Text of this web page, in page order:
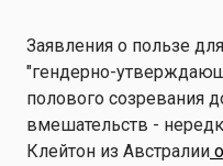
Заявления о пользе
"гендерно-
полового созревания
вмешательств -
Клейтон из Австралии